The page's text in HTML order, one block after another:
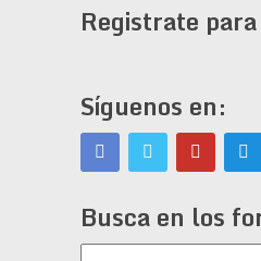
Registrate
Síguenos en:
Busca en los